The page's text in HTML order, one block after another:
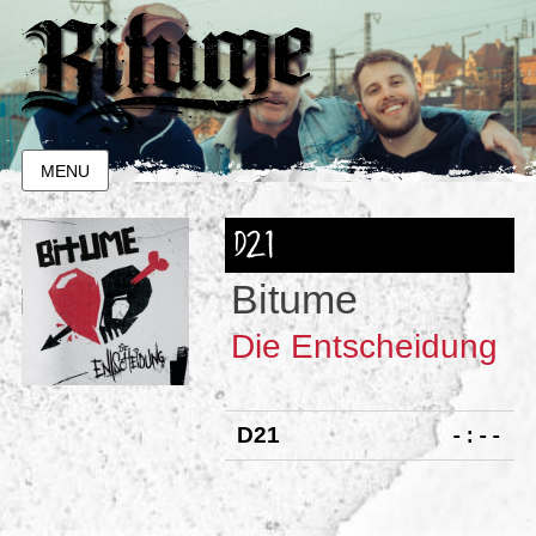
MENU
D21
Bitume
Die Entscheidung
D21 -:--